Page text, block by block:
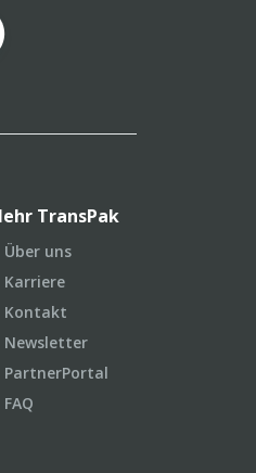
TransPak
Über uns
Karriere
Kontakt
Newsletter
PartnerPortal
FAQ